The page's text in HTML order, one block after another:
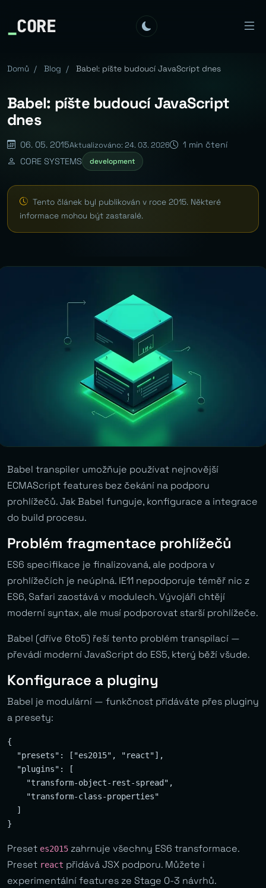
_CORE
Domů / Blog / Babel: píšte budoucí JavaScript dnes
Babel: píšte budoucí JavaScript
dnes
06. 05. 2015Aktualizováno: 24. 03. 2026
1 min čtení
CORE SYSTEMS
development
Tento článek byl publikován v roce 2015. Některé
informace mohou být zastaralé.
Babel transpiler umožňuje používat nejnovější
ECMAScript features bez čekání na podporu
prohlížečů. Jak Babel funguje, konfigurace a integrace
do build procesu.
Problém fragmentace prohlížečů
ES6 specifikace je finalizovaná, ale podpora v
prohlížečích je neúplná. IE11 nepodporuje téměř nic z
ES6, Safari zaostává v modulech. Vývojáři chtějí
moderní syntax, ale musí podporovat starší prohlížeče.
Babel (dříve 6to5) řeší tento problém transpilací —
převádí moderní JavaScript do ES5, který běží všude.
Konfigurace a pluginy
Babel je modulární — funkčnost přidáváte přes pluginy
a presety:
{
  "presets": ["es2015", "react"],
  "plugins": [
    "transform-object-rest-spread",
    "transform-class-properties"
  ]
Preset es2015 zahrnuje všechny ES6 transformace.
Preset react přidává JSX podporu. Můžete i
experimentální features ze Stage 0-3 návrhů.